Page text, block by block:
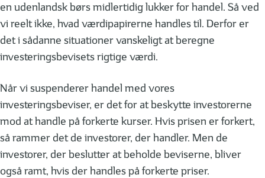
en udenlandsk børs midlertidig lukker for handel. Så ved
vi reelt ikke, hvad værdipapirerne handles til. Derfor er
det i sådanne situationer vanskeligt at beregne
investeringsbevisets rigtige værdi.
Når vi suspenderer handel med vores
investeringsbeviser, er det for at beskytte investorerne
mod at handle på forkerte kurser. Hvis prisen er forkert,
så rammer det de investorer, der handler. Men de
investorer, der beslutter at beholde beviserne, bliver
også ramt, hvis der handles på forkerte priser.